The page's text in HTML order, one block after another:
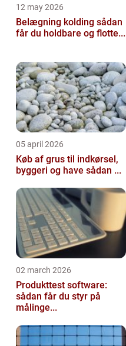
12 may 2026
Belægning kolding sådan
får du holdbare og flotte...
05 april 2026
Køb af grus til indkørsel,
byggeri og have sådan ...
02 march 2026
Produkttest software:
sådan får du styr på
målinge...